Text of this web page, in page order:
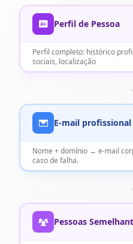
Perfil de Pessoa
Perfil completo: histórico
sociais, localização
E-mail profissional
Nome + domínio → e-mail
caso de falha.
Pessoas